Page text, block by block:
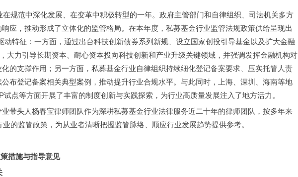
在规范中深化发展、在变革中积极转型的一年。政府主管部门和自律组织、司法机关多方
应，推动形成了立体化的监管格局。在本年度，私募基金行业监管法规政策供给呈现出
动特征：一方面，通过出台科技创新债券系列新规、设立国家创投引导基金以及扩大金融
大力引导长期资本、耐心资本投向科技创新和产业升级关键领域，并强调发挥金融机构对
的支撑作用；另一方面，私募基金行业自律组织持续细化登记备案要求、压实托管人责
布登记备案相关典型案例，推动提升行业合规水平。与此同时，上海、深圳、海南等地
点等方面开展了丰富的制度创新与实践探索，为行业高质量发展注入了地方活力。
带头人杨春宝律师团队作为深耕私募基金行业法律服务近二十年的律师团队，按多年来
的监管政策，为从业者清晰把握监管脉络、顺应行业发展趋势提供参考。
措施与指导意见